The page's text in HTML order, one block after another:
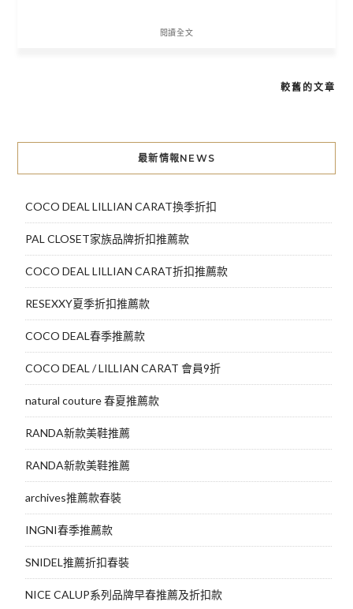
閱讀全文
導
覽
較舊的文章
最新情報NEWS
COCO DEAL LILLIAN CARAT換季折扣
PAL CLOSET家族品牌折扣推薦款
COCO DEAL LILLIAN CARAT折扣推薦款
RESEXXY夏季折扣推薦款
COCO DEAL春季推薦款
COCO DEAL / LILLIAN CARAT 會員9折
natural couture 春夏推薦款
RANDA新款美鞋推薦
RANDA新款美鞋推薦
archives推薦款春裝
INGNI春季推薦款
SNIDEL推薦折扣春裝
NICE CALUP系列品牌早春推薦及折扣款